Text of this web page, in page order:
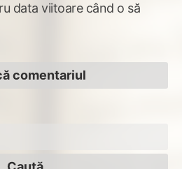
data viitoare când o să